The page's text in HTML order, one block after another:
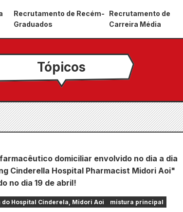
Recrutamento de Recém-
Graduados
Recrutamento de
Carreira Média
Tópicos
domiciliar envolvido no dia a dia
Cinderella Hospital Pharmacist Midori Aoi"
no dia 19 de abril!
Hospital Cinderela, Midori Aoi mistura principal